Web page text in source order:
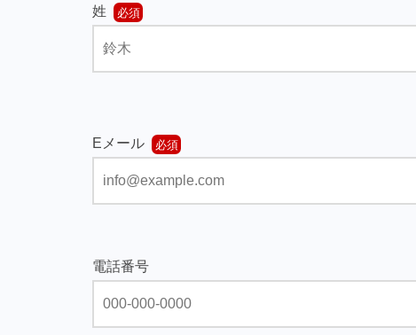
姓
Eメール
電話番号